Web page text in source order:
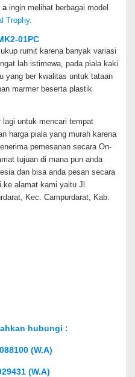
aingin melihat berbagai model
Trophy.
01PC
rumit karena banyak variasi
lah istimewa, pada piala kaki
yang ber kwalitas untuk tataan
marmer beserta plastik
untuk mencari tempat
harga piala yang murah karena
pemesanan secara On-
tujuan di mana pun anda
dan bisa anda pesan secara
ke alamat kami yaitu Jl.
Kec. Campurdarat, Kab.
hubungi :
(W.A)
(W.A)